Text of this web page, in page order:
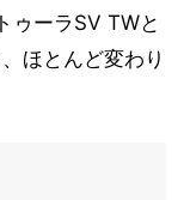
ゥーラSV TWと
ほとんど変わり